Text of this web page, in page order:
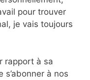
pour trouver
je vais toujours
rapport à sa
à nos